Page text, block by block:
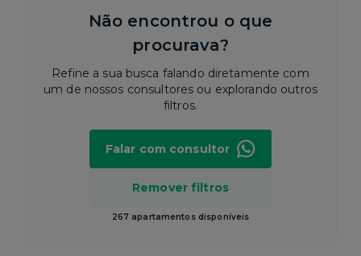
Não encontrou o que
procurava?
Refine a sua busca falando diretamente com
um de nossos consultores ou explorando outros
filtros.
Remover filtros
267 apartamentos disponíveis
Falar com consultor